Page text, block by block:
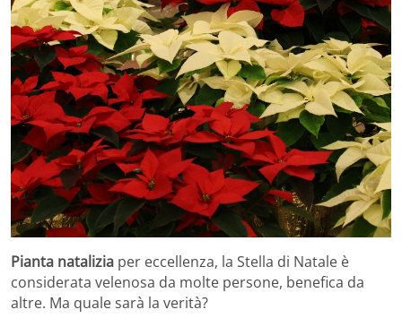
Pianta natalizia per eccellenza, la Stella di Natale è
considerata velenosa da molte persone, benefica da
altre. Ma quale sarà la verità?